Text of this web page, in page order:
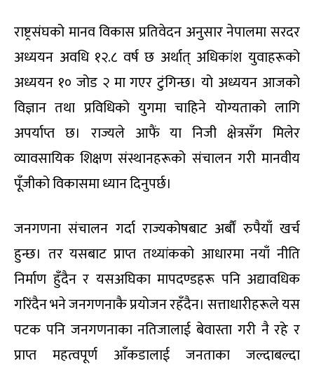
राष्ट्रसंघको मानव विकास प्रतिवेदन अनुसार नेपालमा सरदर
अध्ययन अवधि १२.८ वर्ष छ अर्थात् अधिकांश युवाहरूको
अध्ययन १० जोड २ मा गएर टुंगिन्छ। यो अध्ययन आजको
विज्ञान तथा प्रविधिको युगमा चाहिने योग्यताको लागि
अपर्याप्त छ। राज्यले आफैं या निजी क्षेत्रसँग मिलेर
व्यावसायिक शिक्षण संस्थानहरूको संचालन गरी मानवीय
पूँजीको विकासमा ध्यान दिनुपर्छ।
जनगणना संचालन गर्दा राज्यकोषबाट अर्बौं रुपैयाँ खर्च
हुन्छ। तर यसबाट प्राप्त तथ्यांकको आधारमा नयाँ नीति
निर्माण हुँदैन र यसअघिका मापदण्डहरू पनि अद्यावधिक
गरिंदैन भने जनगणनाकै प्रयोजन रहँदैन। सत्ताधारीहरूले यस
पटक पनि जनगणनाका नतिजालाई बेवास्ता गरी नै रहे र
प्राप्त महत्वपूर्ण आँकडालाई जनताका जल्दाबल्दा